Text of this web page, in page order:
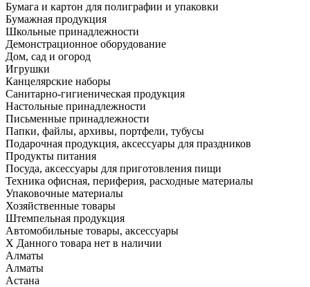
Бумага и картон для полиграфии и упаковки
Бумажная продукция
Школьные принадлежности
Демонстрационное оборудование
Дом, сад и огород
Игрушки
Канцелярские наборы
Санитарно-гигиеническая продукция
Настольные принадлежности
Письменные принадлежности
Папки, файлы, архивы, портфели, тубусы
Подарочная продукция, аксессуары для праздников
Продукты питания
Посуда, аксессуары для приготовления пищи
Техника офисная, периферия, расходные материалы
Упаковочные материалы
Хозяйственные товары
Штемпельная продукция
Автомобильные товары, аксессуары
X Данного товара нет в наличии
Алматы
Алматы
Астана